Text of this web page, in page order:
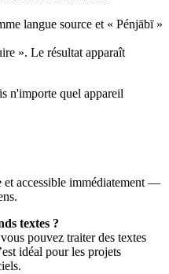
langue source et « Pénjābī »
». Le résultat apparaît
n'importe quel appareil
et accessible immédiatement —
textes ?
pouvez traiter des textes
idéal pour les projets